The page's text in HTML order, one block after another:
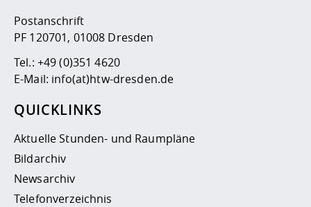
Postanschrift
PF 120701, 01008 Dresden
Tel.: +49 (0)351 4620
E-Mail: info(at)htw-dresden.de
QUICKLINKS
Aktuelle Stunden- und Raumpläne
Bildarchiv
Newsarchiv
Telefonverzeichnis